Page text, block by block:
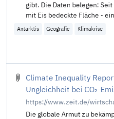
gibt. Die Daten belegen:
mit Eis bedeckte Fläche -
noch verstärkt.
Antarktis Geografie Klimakrise
Climate Inequality
Ungleichheit bei CO₂-
Die globale Armut zu